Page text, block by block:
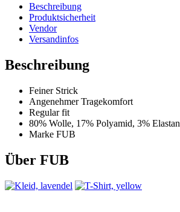
Beschreibung
Produktsicherheit
Vendor
Versandinfos
Beschreibung
Feiner Strick
Angenehmer Tragekomfort
Regular fit
80% Wolle, 17% Polyamid, 3% Elastan
Marke FUB
Über FUB